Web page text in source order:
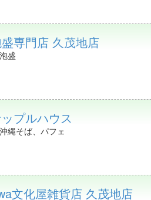
専門店 久茂地店
盛
プルハウス
縄そば、パフェ
文化屋雑貨店 久茂地店